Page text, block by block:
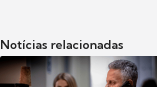
Notícias relacionadas